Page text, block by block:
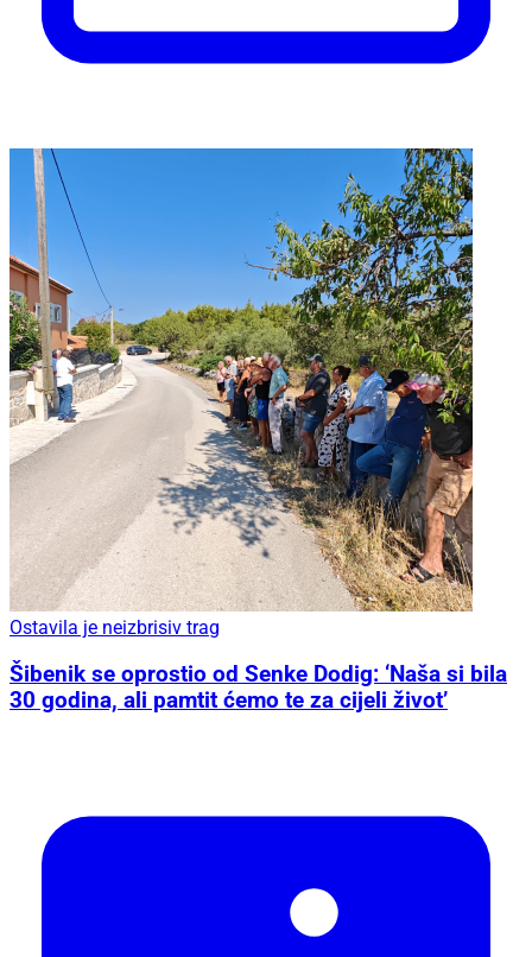
Ostavila je neizbrisiv trag
Šibenik se oprostio od Senke Dodig: ‘Naša si bila
30 godina, ali pamtit ćemo te za cijeli život’